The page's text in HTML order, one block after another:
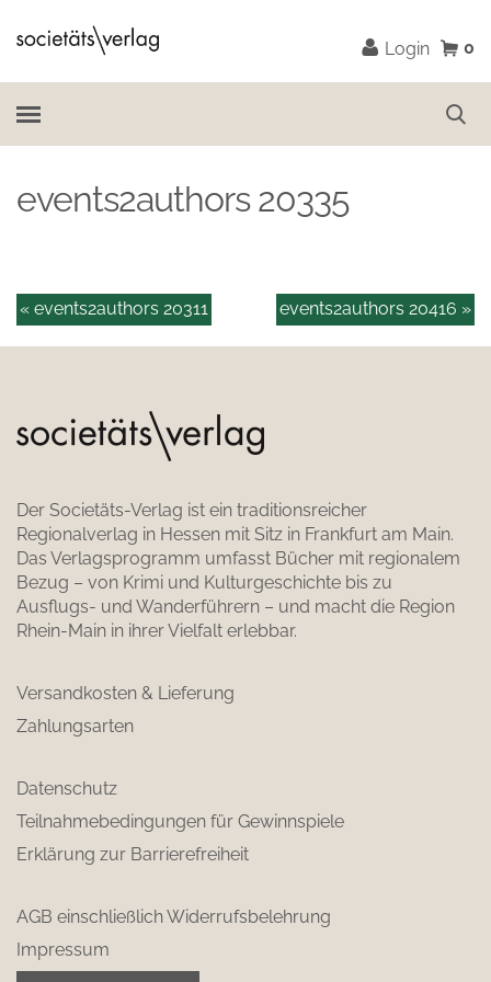
Login 0
events2authors 20335
events2authors 20416 »
« events2authors 20311
Der Societäts-Verlag ist ein traditionsreicher
Regionalverlag in Hessen mit Sitz in Frankfurt am Main.
Das Verlagsprogramm umfasst Bücher mit regionalem
Bezug – von Krimi und Kulturgeschichte bis zu
Ausflugs- und Wanderführern – und macht die Region
Rhein-Main in ihrer Vielfalt erlebbar.
Versandkosten & Lieferung
Zahlungsarten
Datenschutz
Teilnahmebedingungen für Gewinnspiele
Erklärung zur Barrierefreiheit
AGB einschließlich Widerrufsbelehrung
Impressum